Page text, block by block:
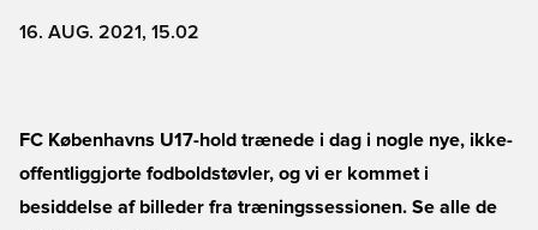
16. AUG. 2021, 15.02
FC Københavns U17-hold trænede i dag i nogle nye, ikke-
offentliggjorte fodboldstøvler, og vi er kommet i
besiddelse af billeder fra træningssessionen. Se alle de